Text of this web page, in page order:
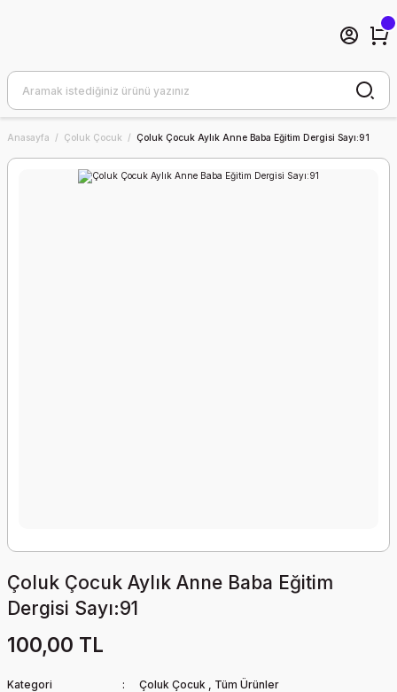
Anasayfa Çoluk Çocuk Çoluk Çocuk Aylık Anne Baba Eğitim Dergisi Sayı:91
Çoluk Çocuk Aylık Anne Baba Eğitim
Dergisi Sayı:91
100,00 TL
Kategori Çoluk Çocuk , Tüm Ürünler